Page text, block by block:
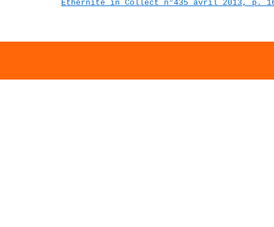
Ethernité in Collect n°435 avril 2013, p.